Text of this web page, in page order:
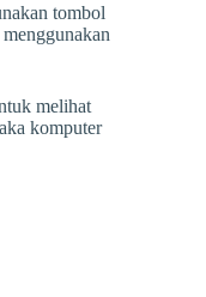
tombol
melihat
komputer